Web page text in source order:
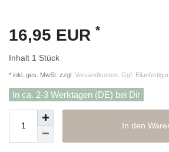
16,95 EUR *
Inhalt 1 Stück
* inkl. ges. MwSt. zzgl. Versandkosten. Ggf.
In ca. 2-3 Werktagen (DE) bei Dir
In den